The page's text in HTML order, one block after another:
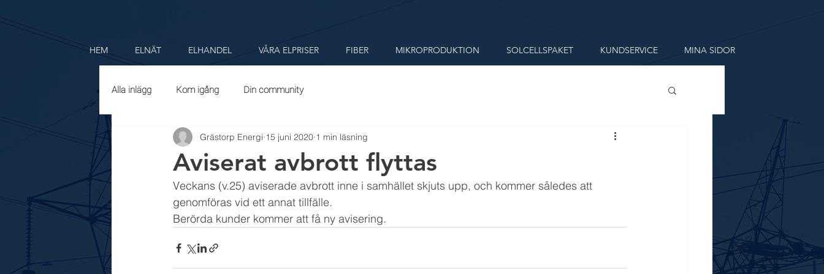
HEM ELNÄT ELHANDEL VÅRA ELPRISER FIBER MIKROPRODUKTION SOLCELLSPAKET KUNDSERVICE MINA SIDOR
Alla inlägg Kom igång Din community
Aviserat avbrott flyttas
Grästorp Energi 15 juni 2020 1 min läsning
Veckans (v.25) aviserade avbrott inne i samhället skjuts upp, och kommer således att
genomföras vid ett annat tillfälle.
Berörda kunder kommer att få ny avisering.